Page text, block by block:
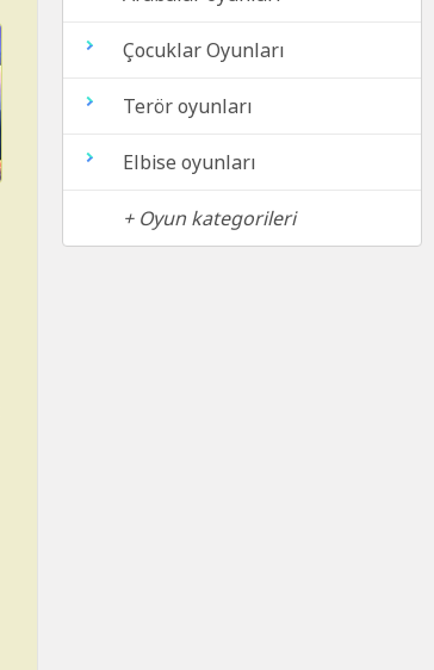
Çocuklar Oyunları
Terör oyunları
Elbise oyunları
+ Oyun kategorileri